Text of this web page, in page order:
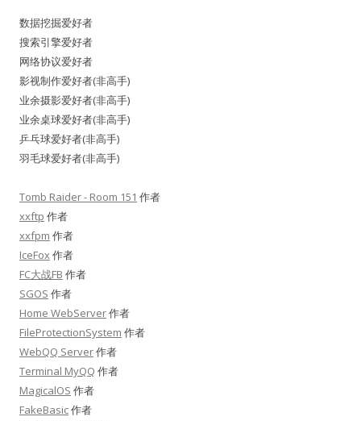
数据挖掘爱好者
搜索引擎爱好者
网络协议爱好者
影视制作爱好者(非高手)
业余摄影爱好者(非高手)
业余桌球爱好者(非高手)
乒乓球爱好者(非高手)
羽毛球爱好者(非高手)
Tomb Raider - Room 151 作者
xxftp 作者
xxfpm 作者
IceFox作者
FC大战FB 作者
SGOS 作者
Home WebServer作者
FileProtectionSystem 作者
WebQQ Server作者
Terminal MyQQ 作者
MagicalOS 作者
FakeBasic作者